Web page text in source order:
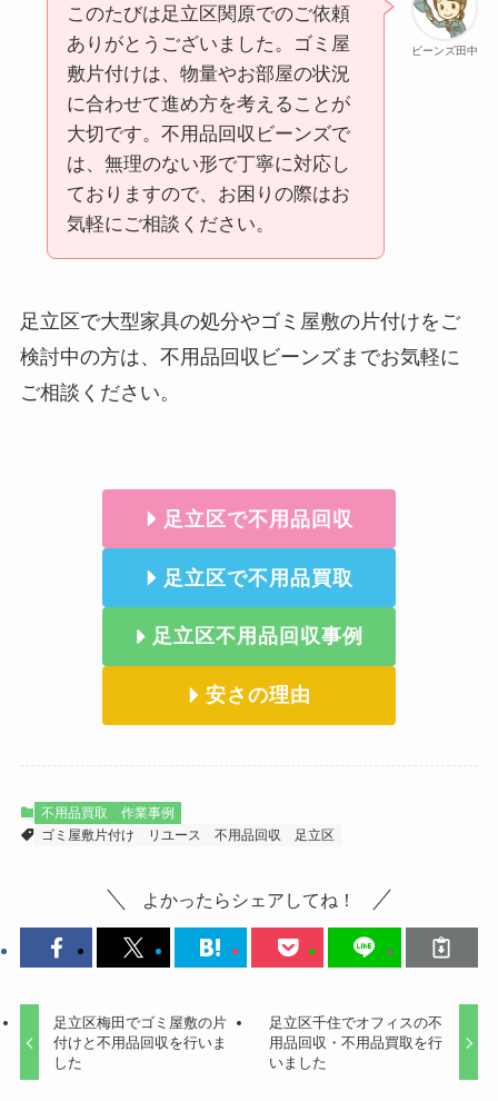
ビーンズ田中
このたびは足立区関原でのご依頼
ありがとうございました。ゴミ屋
敷片付けは、物量やお部屋の状況
に合わせて進め方を考えることが
大切です。不用品回収ビーンズで
は、無理のない形で丁寧に対応し
ておりますので、お困りの際はお
気軽にご相談ください。
足立区で大型家具の処分やゴミ屋敷の片付けをご
検討中の方は、不用品回収ビーンズまでお気軽に
ご相談ください。
足立区で不用品回収
足立区で不用品買取
足立区不用品回収事例
安さの理由
不用品買取
作業事例
ゴミ屋敷片付け
リユース 不用品回収 足立区
よかったらシェアしてね！
足立区梅田でゴミ屋敷の片
付けと不用品回収を行いま
した
足立区千住でオフィスの不
用品回収・不用品買取を行
いました